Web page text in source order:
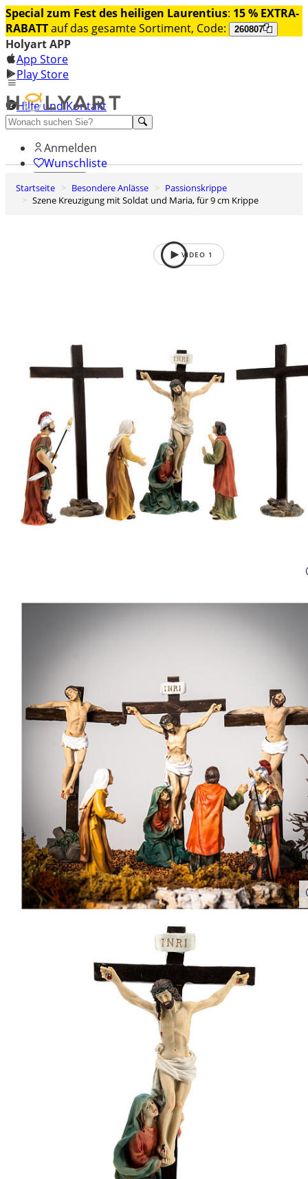
Special zum Fest des heiligen Laurentius: 15 % EXTRA-
RABATTauf das gesamte Sortiment, Code: 260807
Holyart APP
App Store
Play Store
Hilfe und Kontakt
Entdecken Sie Premium
Anmelden
Wunschliste
0
Warenkorb
Startseite Besondere Anlässe
Passionskrippe
Szene Kreuzigung mit Soldat und Maria, für 9 cm Krippe
VIDEO 1